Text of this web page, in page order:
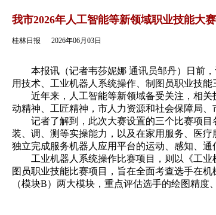
我市2026年人工智能等新领域职业技能大
桂林日报 2026年06月03日
本报讯（记者韦莎妮娜 通讯员邹丹）日前，
用技术、工业机器人系统操作、制图员职业技能
近年来，人工智能等新领域备受关注，相关
动精神、工匠精神，市人力资源和社会保障局、
记者了解到，此次大赛设置的三个比赛项目
装、调、测等实操能力，以及在家用服务、医
独立完成服务机器人应用平台的运动、感知、
工业机器人系统操作比赛项目，则以《工业
图员职业技能比赛项目，旨在全面考查选手在
（模块B）两大模块，重点评估选手的绘图精